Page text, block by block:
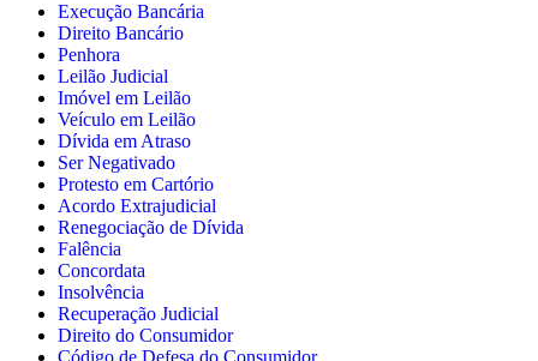
Execução Bancária
Direito Bancário
Penhora
Leilão Judicial
Imóvel em Leilão
Veículo em Leilão
Dívida em Atraso
Ser Negativado
Protesto em Cartório
Acordo Extrajudicial
Renegociação de Dívida
Falência
Concordata
Insolvência
Recuperação Judicial
Direito do Consumidor